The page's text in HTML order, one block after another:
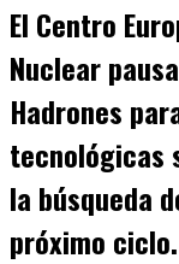
El Centro
Nuclear
Hadrones
tecnológicas
la búsqueda
próximo ciclo.